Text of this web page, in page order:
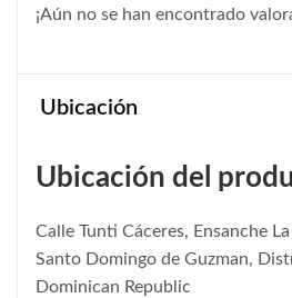
¡Aún no se han encontrado
Ubicación
Ubicación del
Calle Tunti Cáceres, Ensanche
Santo Domingo de Guzman,
Dominican Republic